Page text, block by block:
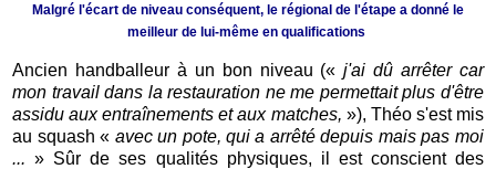
Malgré l'écart de niveau conséquent, le régional de l'étape a donné le
meilleur de lui-même en qualifications
Ancien handballeur à un bon niveau («j'ai dû arrêter car
mon travail dans la restauration ne me permettait plus d'être
assidu aux entraînements et aux matches, »), Théo s'est mis
au squash « avec un pote, qui a arrêté depuis mais pas moi
...» Sûr de ses qualités physiques, il est conscient des